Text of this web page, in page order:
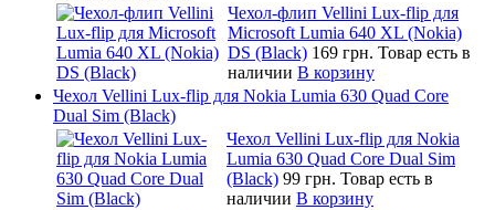
Чехол-флип Vellini Lux-flip для
Microsoft Lumia 640 XL (Nokia)
DS (Black) 169 грн. Товар есть в
наличии В корзину
Чехол Vellini Lux-flip для Nokia Lumia 630 Quad Core
Dual Sim (Black)
Чехол Vellini Lux-flip для Nokia
Lumia 630 Quad Core Dual Sim
(Black) 99 грн. Товар есть в
наличии В корзину